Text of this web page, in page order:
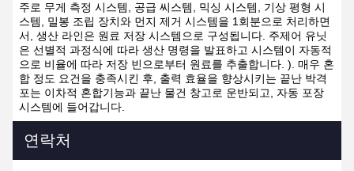
주로 무게 측정 시스템, 공급 씨스템, 믹싱 시스템, 기상 평형 시
스템, 밀봉 조립 장치와 먼지 제거 시스템을 1회분으로 처리하면
서, 생산 라인은 원료 저장 시스템으로 구성됩니다. 주제어 유닛
은 선별적 과정식에 따라 생산 명령을 발표하고 시스템이 자동적
으로 비율에 따라 저장 빈으로부터 원료를 추출합니다. ). 매우 혼
합 정도 요건을 충족시킨 후, 출력 효율을 향상시키는 끝난 박격
포는 이차적 혼합기능과 끝난 물건 창고로 운반되고, 자동 포장
시스템에 들어갑니다.
연락처